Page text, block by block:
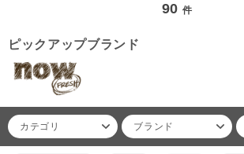
90 件
ピックアップブランド
カテゴリ ブランド